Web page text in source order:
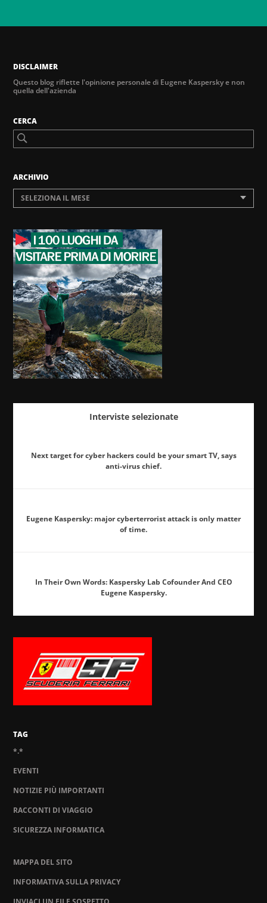
DISCLAIMER
Questo blog riflette l'opinione personale di Eugene Kaspersky e non
quella dell'azienda
CERCA
ARCHIVIO
SELEZIONA IL MESE
Interviste selezionate
Next target for cyber hackers could be your smart TV, says
anti-virus chief.
Eugene Kaspersky: major cyberterrorist attack is only matter
of time.
In Their Own Words: Kaspersky Lab Cofounder And CEO
Eugene Kaspersky.
TAG
*.*
EVENTI
NOTIZIE PIÙ IMPORTANTI
RACCONTI DI VIAGGIO
SICUREZZA INFORMATICA
MAPPA DEL SITO
INFORMATIVA SULLA PRIVACY